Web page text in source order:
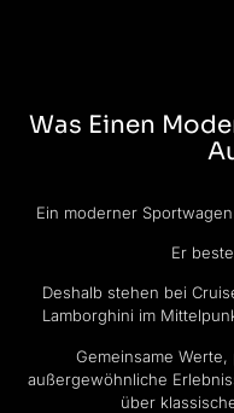
Was Einen
Ein moderner
Er
Deshalb stehen bei
Lamborghini im
Gemeinsame
außergewöhnliche
über